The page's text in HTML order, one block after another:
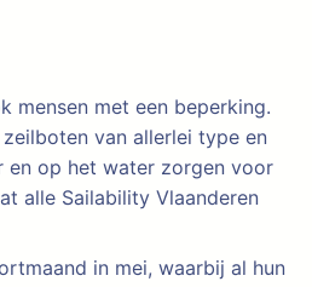
mensen met een beperking.
van allerlei type en
en op het water zorgen voor
alle Sailability Vlaanderen
in mei, waarbij al hun